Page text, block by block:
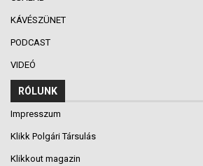
KÁVÉSZÜNET
PODCAST
VIDEÓ
RÓLUNK
Impresszum
Klikk Polgári Társulás
Klikkout magazin